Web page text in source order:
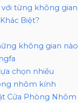
từng không
Biệt?
không gian
chọn nhiều
nhôm kính
Cửa Phòng Nhôm